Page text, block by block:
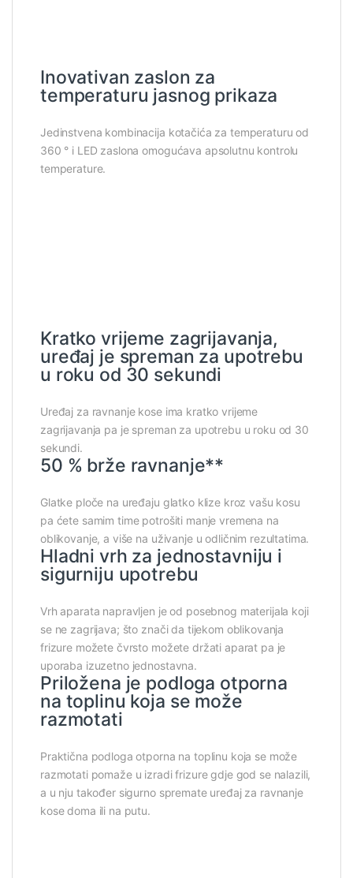
Inovativan zaslon za
temperaturu jasnog prikaza
Jedinstvena kombinacija kotačića za temperaturu od
360 ° i LED zaslona omogućava apsolutnu kontrolu
temperature.
Kratko vrijeme zagrijavanja,
uređaj je spreman za upotrebu
u roku od 30 sekundi
Uređaj za ravnanje kose ima kratko vrijeme
zagrijavanja pa je spreman za upotrebu u roku od 30
sekundi.
50 % brže ravnanje**
Glatke ploče na uređaju glatko klize kroz vašu kosu
pa ćete samim time potrošiti manje vremena na
oblikovanje, a više na uživanje u odličnim rezultatima.
Hladni vrh za jednostavniju i
sigurniju upotrebu
Vrh aparata napravljen je od posebnog materijala koji
se ne zagrijava; što znači da tijekom oblikovanja
frizure možete čvrsto možete držati aparat pa je
uporaba izuzetno jednostavna.
Priložena je podloga otporna
na toplinu koja se može
razmotati
Praktična podloga otporna na toplinu koja se može
razmotati pomaže u izradi frizure gdje god se nalazili,
a u nju također sigurno spremate uređaj za ravnanje
kose doma ili na putu.